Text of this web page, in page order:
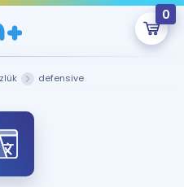
0
An Boş.
onlarca eğitim seni
defensive